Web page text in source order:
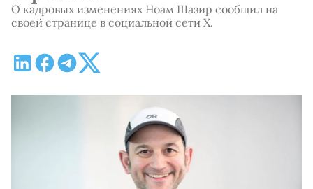
О кадровых изменениях Ноам Шазир сообщил на
своей странице в социальной сети X.